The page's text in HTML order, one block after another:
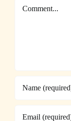
Comment